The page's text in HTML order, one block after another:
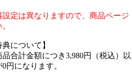
定は異なりますので、商品ページ
について】
合計金額につき3,980円（税込）以
円になります。